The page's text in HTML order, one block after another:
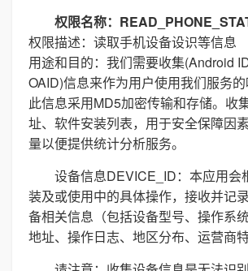
权限名称：
权限描述：读取手机设备设识等信息
用途和目的：我们需要收集(Android ID
OAID)信息来作为用户使用我们服务
此信息采用MD5加密传输和存储。收
址、软件安装列表，用于安全保障因
量以便提供统计分析服务。
设备信息DEVICE_ID：本应用会
装及或使用中的具体操作，接收并记
备相关信息（包括设备型号、操作系
地址、操作日志、地区分布、运营商特